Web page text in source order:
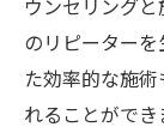
大阪
ンの
目元
ウンセリング
のリピーター
た効率的な施
れることができ